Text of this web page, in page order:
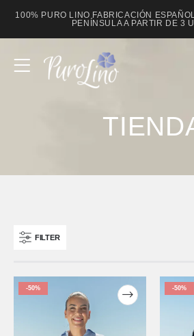
100% PURO LINO FABRICACIÓN
PENÍNSULA A PARTIR DE 3
FILTER
-50% -50%